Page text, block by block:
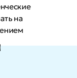
на